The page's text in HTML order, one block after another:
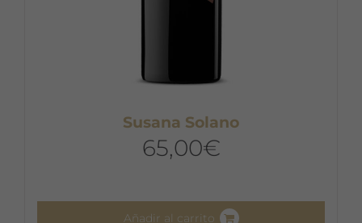
Susana Solano
65,00€
Añadir al carrito